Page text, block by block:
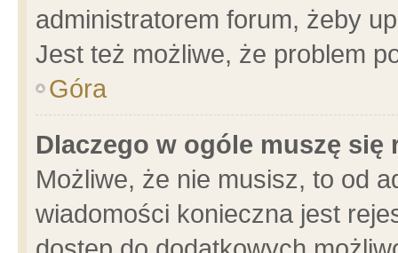
administratorem forum, żeby
Jest też możliwe, że problem
Góra
Dlaczego w ogóle muszę się
Możliwe, że nie musisz, to od
wiadomości konieczna jest